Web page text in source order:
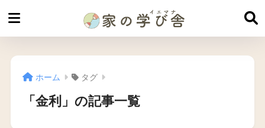
ホーム タグ
「金利」の記事一覧